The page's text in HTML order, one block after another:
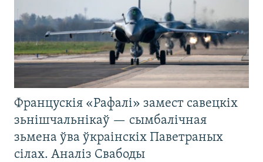
Францускія «Рафалі» замест савецкіх
зьнішчальнікаў — сымбалічная
зьмена ўва ўкраінскіх Паветраных
сілах. Аналіз Свабоды